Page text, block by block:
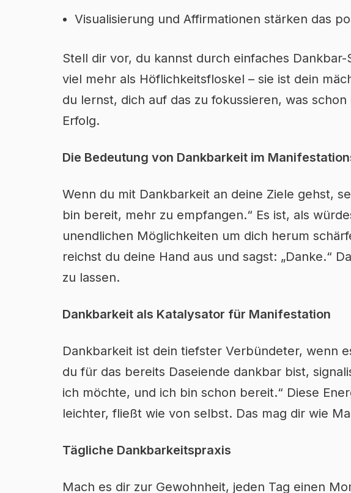
Visualisierung und Affirmationen stärken das
Stell dir vor, du kannst durch einfaches
viel mehr als Höflichkeitsfloskel – sie ist dein
du lernst, dich auf das zu fokussieren, was
Erfolg.
Die Bedeutung von Dankbarkeit im
Wenn du mit Dankbarkeit an deine Ziele gehst,
bin bereit, mehr zu empfangen.“ Es ist, als
unendlichen Möglichkeiten um dich herum
reichst du deine Hand aus und sagst: „Danke.“
zu lassen.
Dankbarkeit als Katalysator für Manifestation
Dankbarkeit ist dein tiefster Verbündeter, wenn
du für das bereits Daseiende dankbar bist,
ich möchte, und ich bin schon bereit.“ Diese
leichter, fließt wie von selbst. Das mag dir wie
Tägliche Dankbarkeitspraxis
Mach es dir zur Gewohnheit, jeden Tag einen